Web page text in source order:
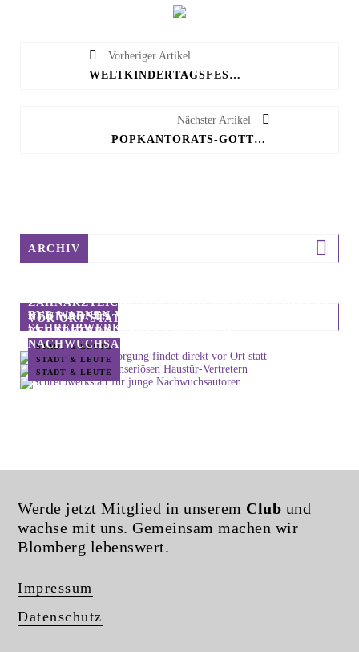
Vorheriger Artikel
WELTKINDERTAGSFEST IN BLOMBERG – EIN NACHMITTAG FÜR DIE FAMILIE
Nächster Artikel
POPKANTORATS-GOTTESDIENST IN DER KIRCHE IN CAPPEL
ARCHIV
NEUE POSTS
ZAHNÄRZTLICHE VERSORGUNG FINDET DIREKT
VOR ORT STATT
STADT & LEUTE
BVB WARNEN VOR UNSERIÖSEN HAUSTÜR-
VERTRETERN
STADT & LEUTE
SCHREIBWERKSTATT FÜR JUNGE
NACHWUCHSAUTOREN
STADT & LEUTE
Werde jetzt Mitglied in unserem Club und
wachse mit uns. Gemeinsam machen wir
Blomberg lebenswert.
Impressum
Datenschutz